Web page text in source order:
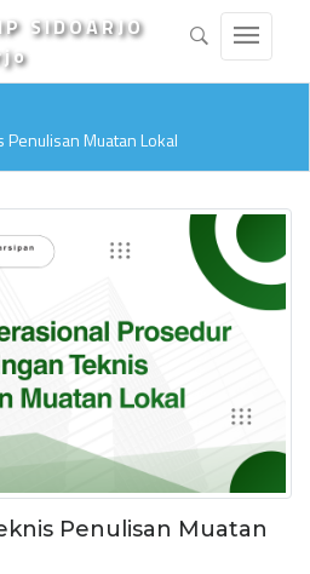
SIDOARJO
Penulisan Muatan Lokal
Penulisan Muatan